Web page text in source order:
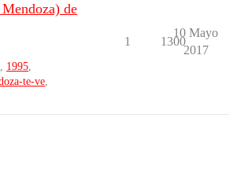
de
, 1995,
te-ve,
1 1300
10 Mayo
2017